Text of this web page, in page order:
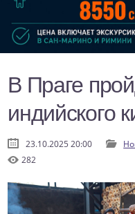
В Праге
индийского
23.10.2025 20:00
282